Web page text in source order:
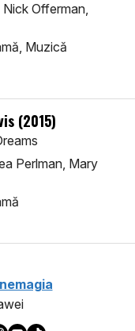
Offerman,
Muzică
(2015)
Perlman, Mary